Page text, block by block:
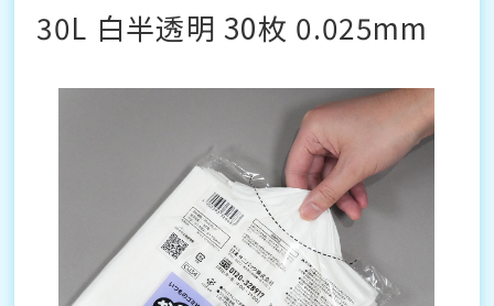
30L 白半透明 30枚 0.025mm